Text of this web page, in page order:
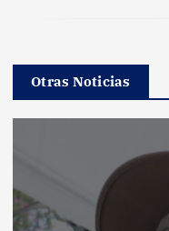
Otras Noticias